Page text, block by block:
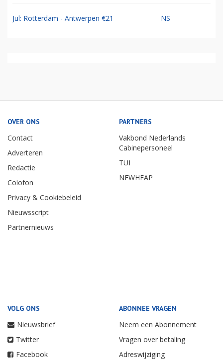
Jul: Rotterdam - Antwerpen €21 NS
OVER ONS
Contact
Adverteren
Redactie
Colofon
Privacy & Cookiebeleid
Nieuwsscript
Partnernieuws
PARTNERS
Vakbond Nederlands
Cabinepersoneel
TUI
NEWHEAP
VOLG ONS
Nieuwsbrief
Twitter
Facebook
ABONNEE VRAGEN
Neem een Abonnement
Vragen over betaling
Adreswijziging